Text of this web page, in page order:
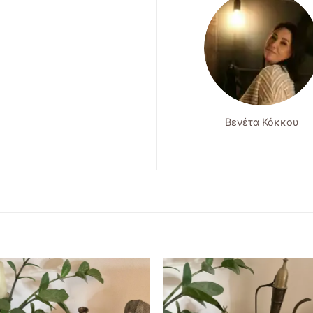
Βενέτα Κόκκου
wishlist
Add to
wishlist